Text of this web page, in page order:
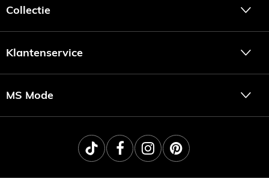
Collectie
Klantenservice
MS Mode